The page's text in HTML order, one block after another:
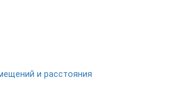
и расстояния